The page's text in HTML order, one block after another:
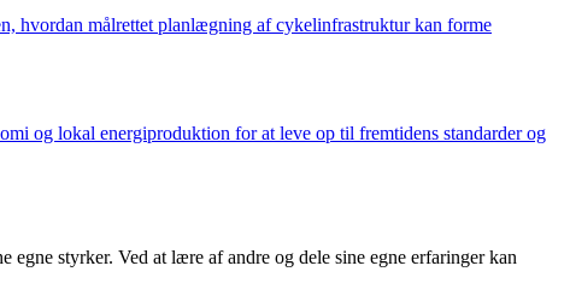
hvordan målrettet planlægning af cykelinfrastruktur kan forme
og lokal energiproduktion for at leve op til fremtidens standarder og
styrker. Ved at lære af andre og dele sine egne erfaringer kan